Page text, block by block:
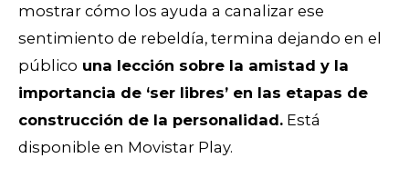
mostrar cómo los ayuda a canalizar ese
sentimiento de rebeldía, termina dejando en el
público una lección sobre la amistad y la
importancia de ‘ser libres’ en las etapas de
construcción de la personalidad. Está
disponible en Movistar Play.